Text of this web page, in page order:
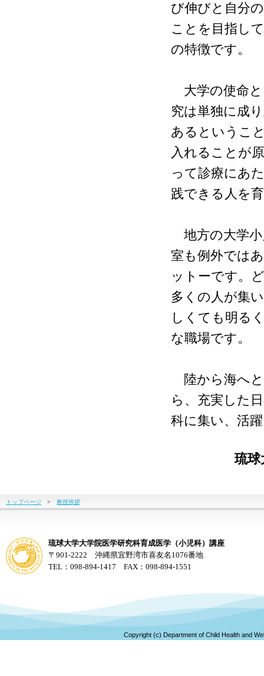
び伸びと自分
ことを目指し
の特徴です。
大学の使命と
究は単独に成
あるというこ
入れることが
って診療にあ
践できる人を
地方の大学小
室も例外では
ットーです。
多くの人が集
しくても明る
な職場です。
陸から海へと
ら、充実した
科に集い、活
琉
トップページ > 教授挨拶
琉球大学大学院医学研究科育成医学（小児科）講座
〒901-2222 沖縄県宜野湾市喜友名1076番地
TEL：098-894-1417 FAX：098-894-1551
Copyright (c) Department of Child Health and